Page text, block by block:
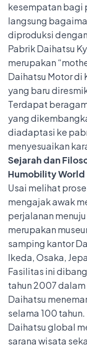
kesempatan bagi
langsung
diproduksi
Pabrik Daihatsu
merupakan
Daihatsu Motor di
yang baru
Terdapat
yang
diadaptasi ke
menyesuaikan
Sejarah dan
Humobility World
Usai melihat
mengajak awak
perjalanan
merupakan
samping kantor
Ikeda, Osaka,
Fasilitas ini
tahun 2007
Daihatsu
selama 100 tahun.
Daihatsu global
sarana wisata